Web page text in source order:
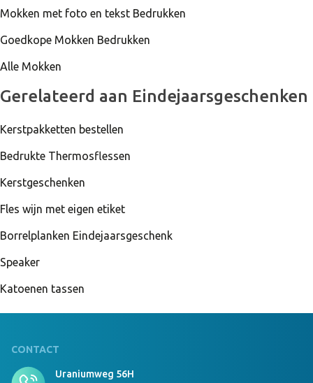
Mokken met foto en tekst Bedrukken
Goedkope Mokken Bedrukken
Alle Mokken
Gerelateerd aan Eindejaarsgeschenken
Kerstpakketten bestellen
Bedrukte Thermosflessen
Kerstgeschenken
Fles wijn met eigen etiket
Borrelplanken Eindejaarsgeschenk
Speaker
Katoenen tassen
CONTACT
Uraniumweg 56H